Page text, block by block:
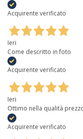
Acquirente verificato
Ieri
Come descritto in foto
Acquirente verificato
Ieri
Ottimo nella qualità
Acquirente verificato